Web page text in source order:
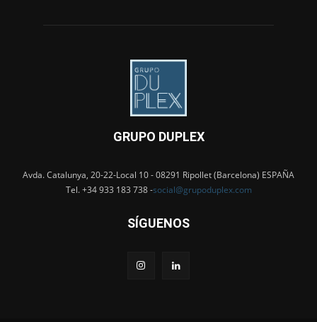
GRUPO DUPLEX
Avda. Catalunya, 20-22-Local 10 - 08291 Ripollet (Barcelona) ESPAÑA
Tel. +34 933 183 738 -social@grupoduplex.com
SÍGUENOS